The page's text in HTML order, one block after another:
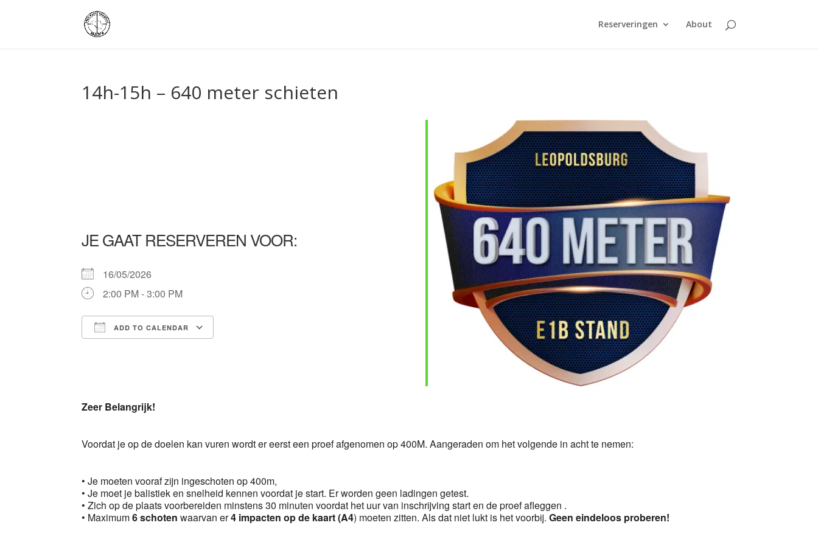
Reserveringen About
14h-15h – 640 meter schieten
JE GAAT RESERVEREN VOOR:
16/05/2026
2:00 PM - 3:00 PM
ADD TO CALENDAR
Office 365 Outlook Live
Zeer Belangrijk!
Voordat je op de doelen kan vuren wordt er eerst een proef afgenomen op 400M. Aangeraden om het volgende in acht te nemen:
• Je moeten vooraf zijn ingeschoten op 400m,
• Je moet je balistiek en snelheid kennen voordat je start. Er worden geen ladingen getest.
• Zich op de plaats voorbereiden minstens 30 minuten voordat het uur van inschrijving start en de proef afleggen .
• Maximum6 schoten waarvan er4 impacten op de kaart (A4) moeten zitten. Als dat niet lukt is het voorbij.Geen eindeloos proberen!